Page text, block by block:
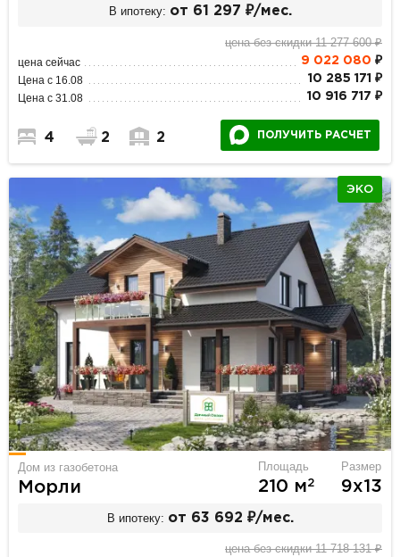
В ипотеку: от 61 297 ₽/мес.
цена без скидки 11 277 600 ₽
цена сейчас 9 022 080 ₽
Цена с 16.08 10 285 171 ₽
Цена с 31.08 10 916 717 ₽
4 2 2 ПОЛУЧИТЬ РАСЧЕТ
ЭКО
Дом из газобетона
Морли
Площадь
210 м2
Размер
9х13
В ипотеку: от 63 692 ₽/мес.
цена без скидки 11 718 131 ₽